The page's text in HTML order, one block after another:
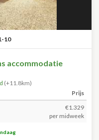
10
accommodatie
(+11.8km)
Prijs
€1.329
per midweek